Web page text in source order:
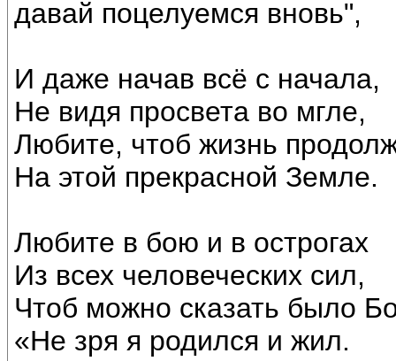
давай поцелуемся вновь",
И даже начав всё с начала,
Не видя просвета во мгле,
Любите, чтоб жизнь
На этой прекрасной Земле.
Любите в бою и в острогах
Из всех человеческих сил,
Чтоб можно сказать было
«Не зря я родился и жил.